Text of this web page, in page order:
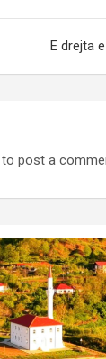
E drejta
to post a